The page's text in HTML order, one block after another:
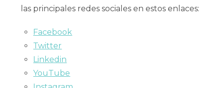
las principales redes sociales en estos enlaces:
Facebook
Twitter
Linkedin
YouTube